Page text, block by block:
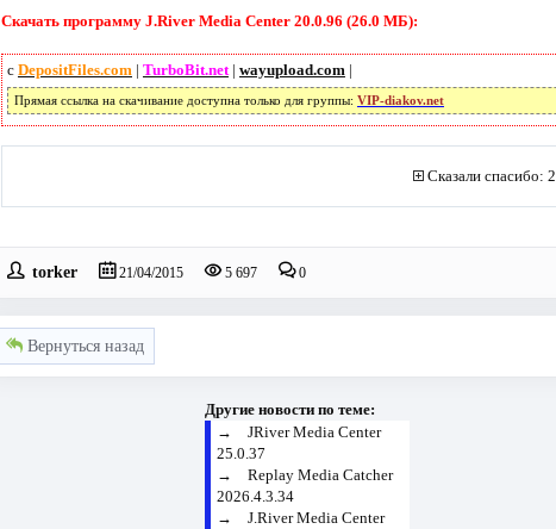
Скачать программу J.River Media Center 20.0.96 (26.0 МБ):
с DepositFiles.com | TurboBit.net| wayupload.com |
Прямая ссылка на скачивание доступна только для группы: VIP-diakov.net
Сказали спасибо: 2
torker 21/04/2015 5 697 0
Вернуться назад
Другие новости по теме:
→ JRiver Media Center
25.0.37
→ Replay Media Catcher
2026.4.3.34
→ J.River Media Center